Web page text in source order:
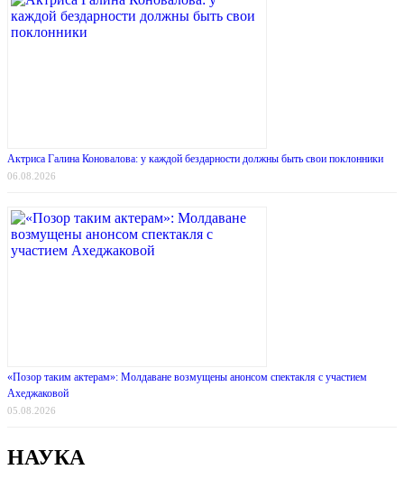
Актриса Галина Коновалова: у каждой бездарности должны быть свои поклонники
06.08.2026
«Позор таким актерам»: Молдаване возмущены анонсом спектакля с участием
Ахеджаковой
05.08.2026
НАУКА